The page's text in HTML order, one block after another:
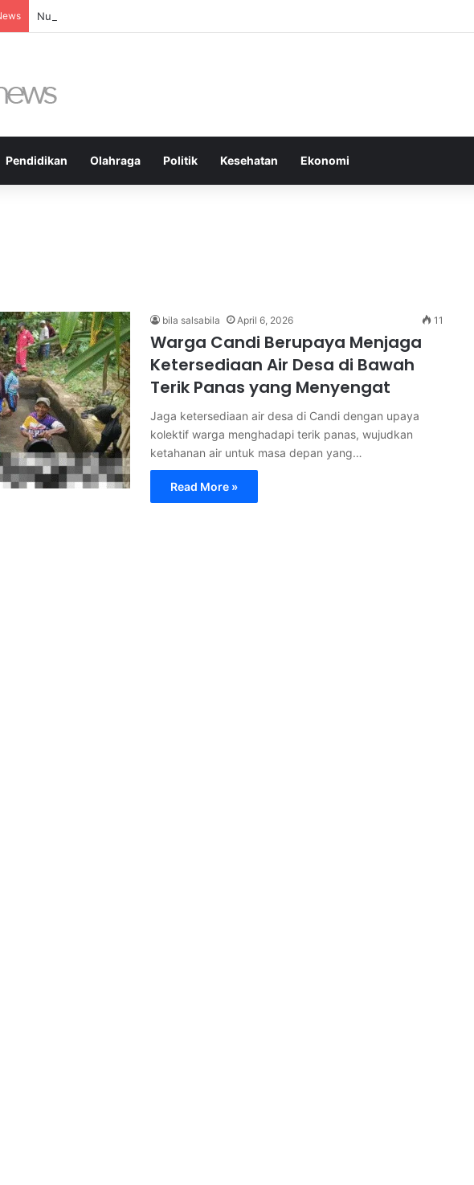
Nutrisi Seimbang untuk Menstabilkan Hormon Tubuh Secara Alami dan Aman Setiap Hari
Pendidikan Olahraga Politik Kesehatan Ekonomi
bila salsabila April 6, 2026 11
Warga Candi Berupaya Menjaga
Ketersediaan Air Desa di Bawah
Terik Panas yang Menyengat
Jaga ketersediaan air desa di Candi dengan upaya
kolektif warga menghadapi terik panas, wujudkan
ketahanan air untuk masa depan yang…
Read More »